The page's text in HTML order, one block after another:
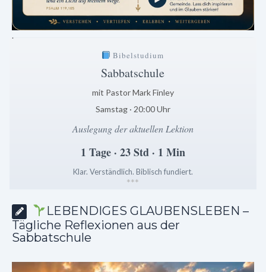
.
Bibelstudium
Sabbatschule
mit Pastor Mark Finley
Samstag · 20:00 Uhr
Auslegung der aktuellen Lektion
1 Tage · 23 Std · 1 Min
Klar. Verständlich. Biblisch fundiert.
***
LEBENDIGES GLAUBENSLEBEN –
Tägliche Reflexionen aus der
Sabbatschule